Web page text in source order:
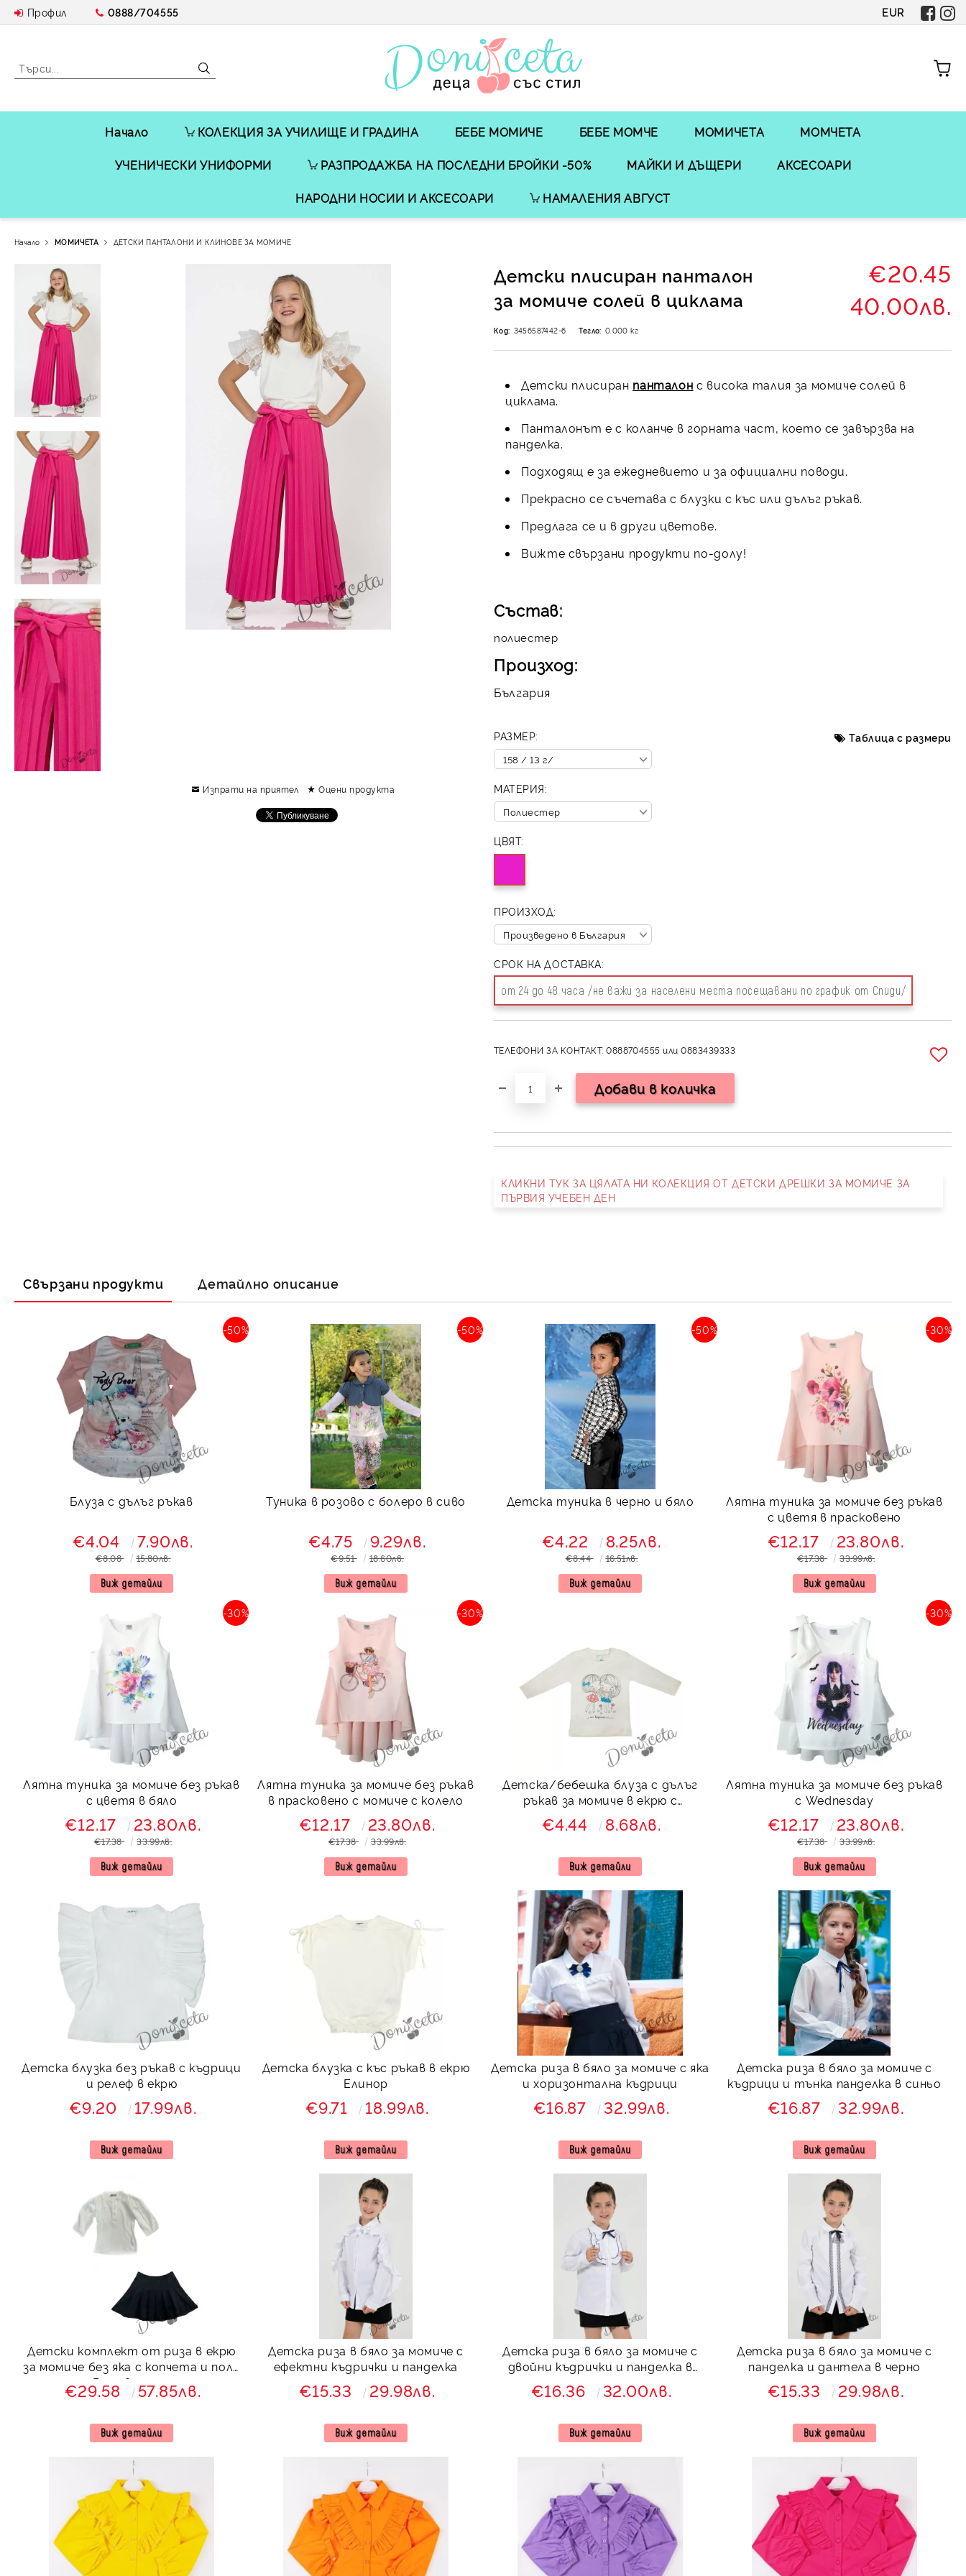
Профил 0888/704555 EUR
Начало КОЛЕКЦИЯ ЗА УЧИЛИЩЕ И ГРАДИНА БЕБЕ МОМИЧЕ БЕБЕ МОМЧЕ МОМИЧЕТА МОМЧЕТА
УЧЕНИЧЕСКИ УНИФОРМИ РАЗПРОДАЖБА НА ПОСЛЕДНИ БРОЙКИ -50% МАЙКИ И ДЪЩЕРИ АКСЕСОАРИ
НАРОДНИ НОСИИ И АКСЕСОАРИ НАМАЛЕНИЯ АВГУСТ
Начало МОМИЧЕТА ДЕТСКИ ПАНТАЛОНИ И КЛИНОВЕ ЗА МОМИЧЕ
Детски плисиран панталон
за момиче солей в циклама
€20.45
40.00лв.
Код: 3456587442-6 Тегло: 0.000 кг
Детски плисиран панталон с висока талия за момиче солей в
циклама.
Панталонът е с коланче в горната част, което се завързва на
панделка.
Подходящ е за ежедневието и за официални поводи.
Прекрасно се съчетава с блузки с къс или дълъг ръкав.
Предлага се и в други цветове.
Вижте свързани продукти по-долу!
Състав:
полиестер
Произход:
България
РАЗМЕР: Таблица с размери
МАТЕРИЯ:
ЦВЯТ:
ПРОИЗХОД:
СРОК НА ДОСТАВКА:
от 24 до 48 часа /не важи за населени места посещавани по график от Спиди/
ТЕЛЕФОНИ ЗА КОНТАКТ: 0888704555 или 0883439333
КЛИКНИ ТУК ЗА ЦЯЛАТА НИ КОЛЕКЦИЯ ОТ ДЕТСКИ ДРЕШКИ ЗА МОМИЧЕ ЗА
ПЪРВИЯ УЧЕБЕН ДЕН
Изпрати на приятел Оцени продукта
Свързани продукти Детайлно описание
Блуза с дълъг ръкав
-50%
€4.04 7.90лв.
€8.08 15.80лв.
Виж детайли
Туника в розово с болеро в сиво
-50%
€4.75 9.29лв.
€9.51 18.60лв.
Виж детайли
Детска туника в черно и бяло
-50%
€4.22 8.25лв.
€8.44 16.51лв.
Виж детайли
Лятна туника за момиче без ръкав
с цветя в прасковено
-30%
€12.17 23.80лв.
€17.38 33.99лв.
Виж детайли
Лятна туника за момиче без ръкав
с цветя в бяло
-30%
€12.17 23.80лв.
€17.38 33.99лв.
Виж детайли
Лятна туника за момиче без ръкав
в прасковено с момиче с колело
-30%
€12.17 23.80лв.
€17.38 33.99лв.
Виж детайли
Детска/бебешка блуза с дълъг
ръкав за момиче в екрю с
момиченца
€4.44 8.68лв.
Виж детайли
Лятна туника за момиче без ръкав
с Wednesday
-30%
€12.17 23.80лв.
€17.38 33.99лв.
Виж детайли
Детска блузка без ръкав с къдрици
и релеф в екрю
€9.20 17.99лв.
Виж детайли
Детска блузка с къс ръкав в екрю
Елинор
€9.71 18.99лв.
Виж детайли
Детска риза в бяло за момиче с яка
и хоризонтална къдрици
€16.87 32.99лв.
Виж детайли
Детска риза в бяло за момиче с
къдрици и тънка панделка в синьо
€16.87 32.99лв.
Виж детайли
Детски комплект от риза в екрю
за момиче без яка с копчета и пола
Гери в черно
€29.58 57.85лв.
Виж детайли
Детска риза в бяло за момиче с
ефектни къдрички и панделка
€15.33 29.98лв.
Виж детайли
Детска риза в бяло за момиче с
двойни къдрички и панделка в
тъмносиньо
€16.36 32.00лв.
Виж детайли
Детска риза в бяло за момиче с
панделка и дантела в черно
€15.33 29.98лв.
Виж детайли